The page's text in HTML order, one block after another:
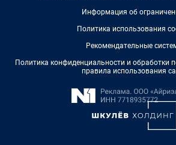
Информация об
Политика использования
Рекомендательные
Политика конфиденциальности и обработки
правила использования